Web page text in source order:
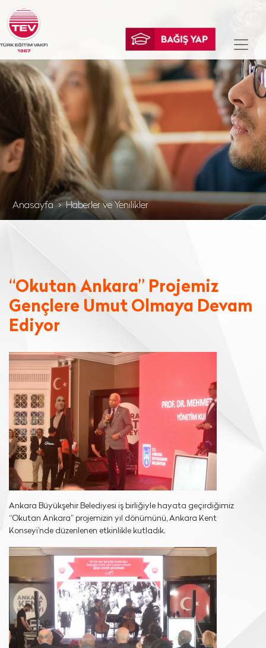
Anasayfa Haberler ve Yenilikler
“Okutan Ankara” Projemiz
Gençlere Umut Olmaya Devam
Ediyor
Ankara Büyükşehir Belediyesi iş birliğiyle hayata geçirdiğimiz
“Okutan Ankara” projemizin yıl dönümünü, Ankara Kent
Konseyi’nde düzenlenen etkinlikle kutladık.